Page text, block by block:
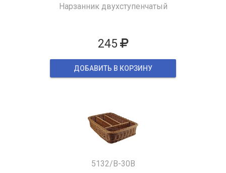
Нарзанник двухступенчатый
245
ДОБАВИТЬ В КОРЗИНУ
5132/B-30B